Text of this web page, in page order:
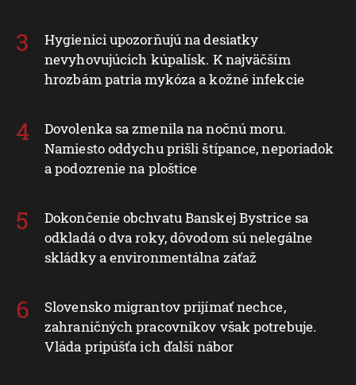
Hygienici upozorňujú na desiatky
nevyhovujúcich kúpalísk. K najväčším
hrozbám patria mykóza a kožné infekcie
Dovolenka sa zmenila na nočnú moru.
Namiesto oddychu prišli štípance, neporiadok
a podozrenie na ploštice
Dokončenie obchvatu Banskej Bystrice sa
odkladá o dva roky, dôvodom sú nelegálne
skládky a environmentálna záťaž
Slovensko migrantov prijímať nechce,
zahraničných pracovníkov však potrebuje.
Vláda pripúšťa ich ďalší nábor